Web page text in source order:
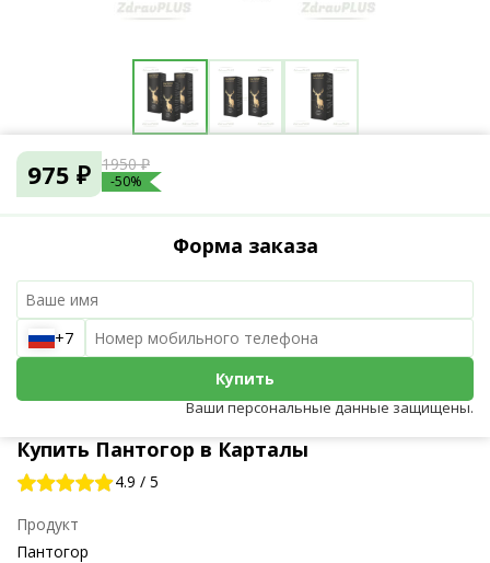
Купить Пантогор в Карталы
4.9 / 5
Продукт
Пантогор
975 ₽ 1950 ₽
-50%
Форма заказа
+7
Купить
Ваши персональные данные защищены.